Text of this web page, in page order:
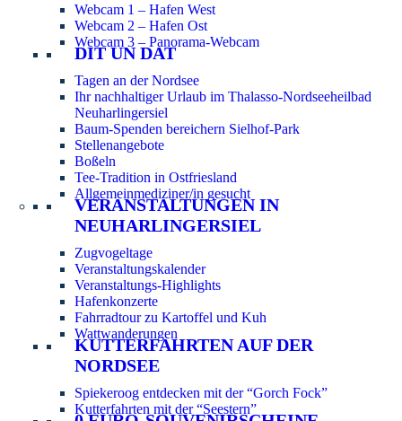
Webcam 1 – Hafen West
Webcam 2 – Hafen Ost
Webcam 3 – Panorama-Webcam
DIT UN DAT
Tagen an der Nordsee
Ihr nachhaltiger Urlaub im Thalasso-Nordseeheilbad
Neuharlingersiel
Baum-Spenden bereichern Sielhof-Park
Stellenangebote
Boßeln
Tee-Tradition in Ostfriesland
Allgemeinmediziner/in gesucht
VERANSTALTUNGEN IN
NEUHARLINGERSIEL
Zugvogeltage
Veranstaltungskalender
Veranstaltungs-Highlights
Hafenkonzerte
Fahrradtour zu Kartoffel und Kuh
Wattwanderungen
KUTTERFAHRTEN AUF DER
NORDSEE
Spiekeroog entdecken mit der “Gorch Fock”
Kutterfahrten mit der “Seestern”